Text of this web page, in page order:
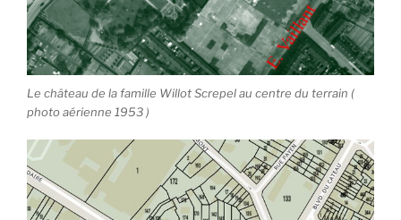
Le château de la famille Willot Screpel au centre du terrain (
photo aérienne 1953 )